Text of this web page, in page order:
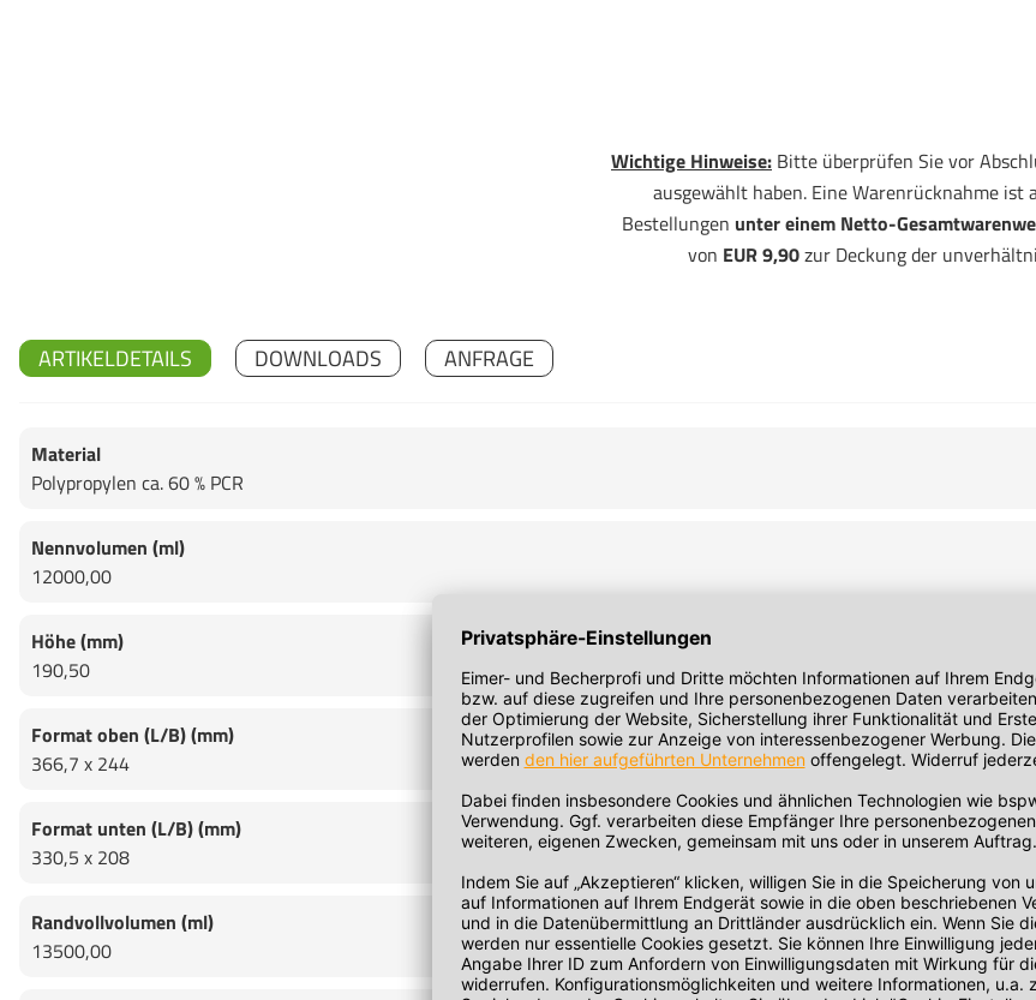
Wichtige Hinweise: Bitte überprüfen Sie vor
ausgewählt haben. Eine Warenrücknahme ist
Bestellungen unter einem Netto-
von EUR 9,90zur Deckung der
ARTIKELDETAILS
Material
Polypropylen ca. 60 % PCR
Nennvolumen (ml)
12000,00
Höhe (mm)
190,50
Format oben (L/B) (mm)
366,7 x 244
Format unten (L/B) (mm)
330,5 x 208
Randvollvolumen (ml)
13500,00
DOWNLOADS ANFRAGE